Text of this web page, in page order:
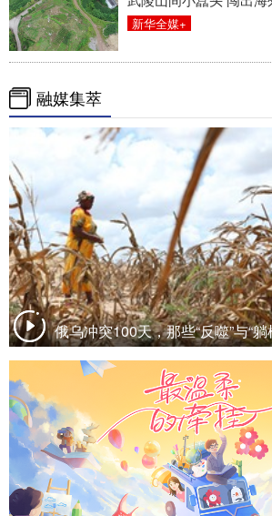
新华全媒+
融媒集萃
俄乌冲突100天，那些“反噬”与“躺